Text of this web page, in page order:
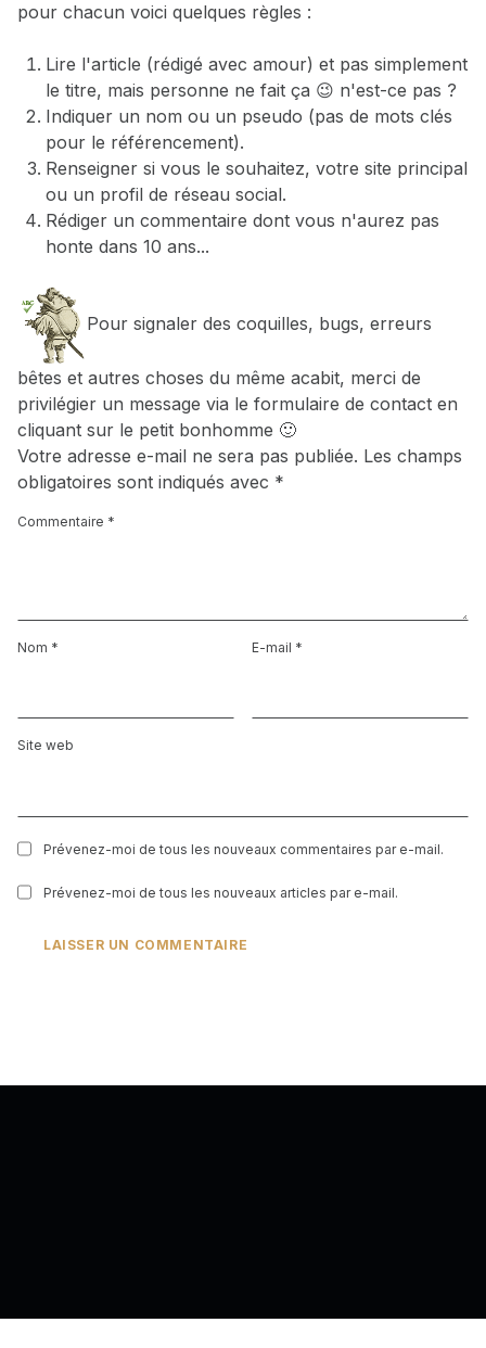
pour chacun voici quelques règles :
Lire l'article (rédigé avec amour) et pas simplement
le titre, mais personne ne fait ça 😉 n'est-ce pas ?
Indiquer un nom ou un pseudo (pas de mots clés
pour le référencement).
Renseigner si vous le souhaitez, votre site principal
ou un profil de réseau social.
Rédiger un commentaire dont vous n'aurez pas
honte dans 10 ans...
Pour signaler des coquilles, bugs, erreurs
bêtes et autres choses du même acabit, merci de
privilégier un message via le formulaire de contact en
cliquant sur le petit bonhomme 🙂
Votre adresse e-mail ne sera pas publiée. Les champs
obligatoires sont indiqués avec *
Commentaire *
Nom * E-mail *
Site web
Prévenez-moi de tous les nouveaux commentaires par e-mail.
Prévenez-moi de tous les nouveaux articles par e-mail.